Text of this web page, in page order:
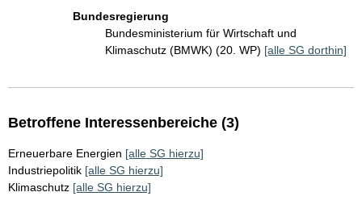
Bundesregierung
Bundesministerium für Wirtschaft und
Klimaschutz (BMWK) (20. WP) [alle SG dorthin]
Betroffene Interessenbereiche (3)
Erneuerbare Energien [alle SG hierzu]
Industriepolitik [alle SG hierzu]
Klimaschutz [alle SG hierzu]